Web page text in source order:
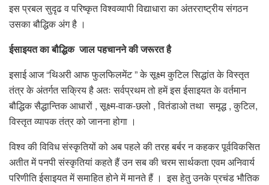
इस प्रबल सुदृढ व परिष्कृत विश्वव्यापी विद्याधारा का अंतरराष्ट्रीय संगठन
उसका बौद्धिक अंग है ।
ईसाइयत का बौद्धिक जाल पहचानने की जरूरत है
इसाई आज “थिअरी आफ फुलफिलमेंट ” के सूक्ष्म कुटिल सिद्धांत के विस्तृत
तंत्र के अंतर्गत सक्रिय है अतः सर्वप्रथम तो हमें इस ईसाइयत के वर्तमान
बौद्धिक सैद्धान्तिक आधारों , सूक्ष्म-वाक-छलो , वितंडाओ तथा समृद्ध , कुटिल,
विस्तृत व्यापक तंत्र को जानना होगा ।
विश्व की विविध संस्कृतियों को अब पहले की तरह बर्बर न कहकर पूर्वविकसित
अतीत में पनपी संस्कृतियां कहते हैं उन सब की चरम सार्थकता एवम अनिवार्य
परिणीति ईसाइयत में समाहित होने में मानते हैं । इस हेतु उनके प्रचंड भौतिक